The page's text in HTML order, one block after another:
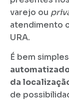
varejo ou
atendimento
URA.
É bem
da
de